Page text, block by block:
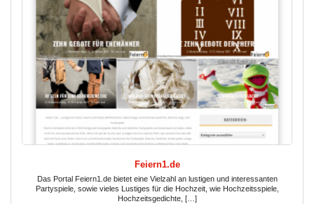
Feiern1.de
Das Portal Feiern1.de bietet eine Vielzahl an lustigen und interessanten
Partyspiele, sowie vieles Lustiges für die Hochzeit, wie Hochzeitsspiele,
Hochzeitsgedichte, […]